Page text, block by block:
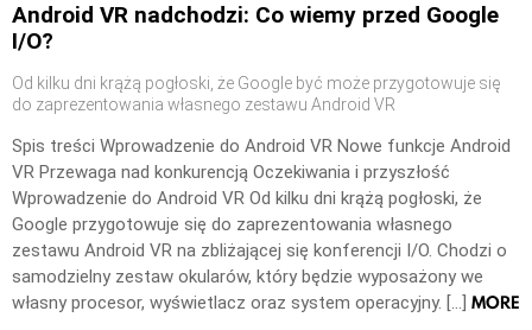
Android VR nadchodzi: Co wiemy przed Google
I/O?
Od kilku dni krążą pogłoski, że Google być może przygotowuje się
do zaprezentowania własnego zestawu Android VR
Spis treści Wprowadzenie do Android VR Nowe funkcje Android
VR Przewaga nad konkurencją Oczekiwania i przyszłość
Wprowadzenie do Android VR Od kilku dni krążą pogłoski, że
Google przygotowuje się do zaprezentowania własnego
zestawu Android VR na zbliżającej się konferencji I/O. Chodzi o
samodzielny zestaw okularów, który będzie wyposażony we
własny procesor, wyświetlacz oraz system operacyjny. […] MORE